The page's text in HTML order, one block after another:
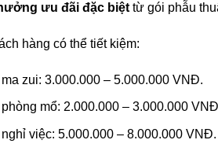
ưu đãi đặc biệttừ gói phẫu
hàng có thể tiết kiệm:
zui: 3.000.000 – 5.000.000 VNĐ.
mổ: 2.000.000 – 3.000.000
việc: 5.000.000 – 8.000.000 VNĐ.